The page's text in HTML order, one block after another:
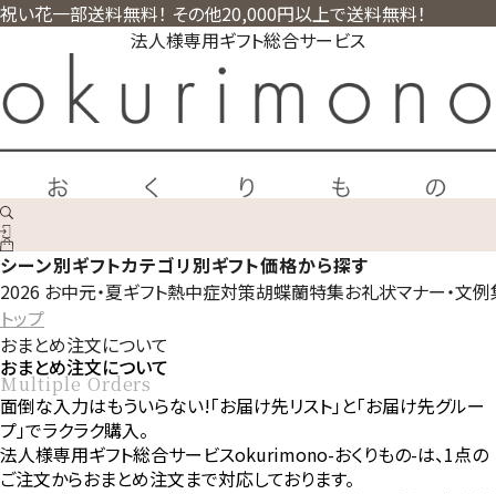
祝い花一部送料無料！ その他20,000円以上で送料無料！
法人様専用ギフト総合サービス
シーン別ギフトカテゴリ別ギフト価格から探す
2026 お中元・夏ギフト熱中症対策胡蝶蘭特集お礼状マナー・文
トップ
おまとめ注文について
おまとめ注文について
Multiple Orders
面倒な入力はもういらない!「お届け先リスト」と「お届け先グルー
プ」でラクラク購入。
法人様専用ギフト総合サービスokurimono-おくりもの-は、1点の
ご注文からおまとめ注文まで対応しております。